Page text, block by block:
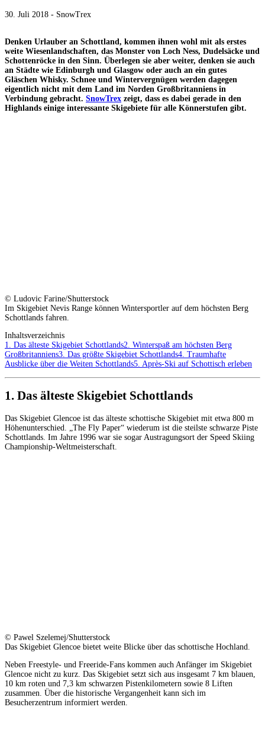
30. Juli 2018 - SnowTrex
Denken Urlauber an Schottland, kommen ihnen wohl mit als erstes
weite Wiesenlandschaften, das Monster von Loch Ness, Dudelsäcke und
Schottenröcke in den Sinn. Überlegen sie aber weiter, denken sie auch
an Städte wie Edinburgh und Glasgow oder auch an ein gutes
Gläschen Whisky. Schnee und Wintervergnügen werden dagegen
eigentlich nicht mit dem Land im Norden Großbritanniens in
Verbindung gebracht. SnowTrex zeigt, dass es dabei gerade in den
Highlands einige interessante Skigebiete für alle Könnerstufen gibt.
© Ludovic Farine/Shutterstock
Im Skigebiet Nevis Range können Wintersportler auf dem höchsten Berg
Schottlands fahren.
Inhaltsverzeichnis
1. Das älteste Skigebiet Schottlands2. Winterspaß am höchsten Berg
Großbritanniens3. Das größte Skigebiet Schottlands4. Traumhafte
Ausblicke über die Weiten Schottlands5. Après-Ski auf Schottisch erleben
1. Das älteste Skigebiet Schottlands
Das Skigebiet Glencoe ist das älteste schottische Skigebiet mit etwa 800 m
Höhenunterschied. „The Fly Paper“ wiederum ist die steilste schwarze Piste
Schottlands. Im Jahre 1996 war sie sogar Austragungsort der Speed Skiing
Championship-Weltmeisterschaft.
© Pawel Szelemej/Shutterstock
Das Skigebiet Glencoe bietet weite Blicke über das schottische Hochland.
Neben Freestyle- und Freeride-Fans kommen auch Anfänger im Skigebiet
Glencoe nicht zu kurz. Das Skigebiet setzt sich aus insgesamt 7 km blauen,
10 km roten und 7,3 km schwarzen Pistenkilometern sowie 8 Liften
zusammen. Über die historische Vergangenheit kann sich im
Besucherzentrum informiert werden.